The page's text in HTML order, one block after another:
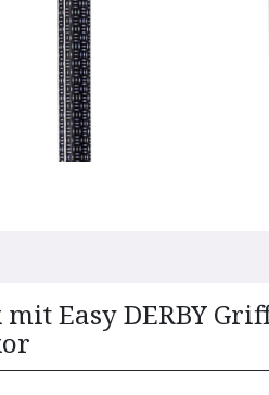
mit Easy DERBY